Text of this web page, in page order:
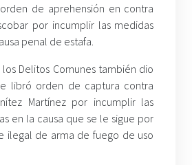
de aprehensión en contra
por incumplir las medidas
penal de estafa.
los Delitos Comunes también dio
libró orden de captura contra
Martínez por incumplir las
en la causa que se le sigue por
ilegal de arma de fuego de uso